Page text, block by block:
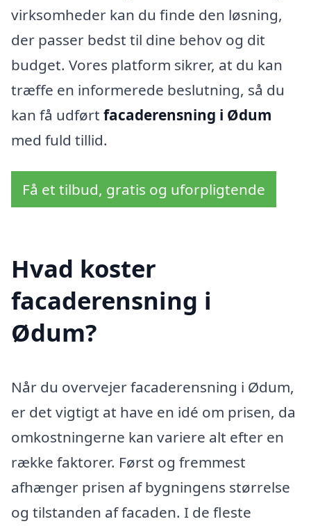
virksomheder kan du finde den løsning,
der passer bedst til dine behov og dit
budget. Vores platform sikrer, at du kan
træffe en informerede beslutning, så du
kan få udført facaderensning i Ødum
med fuld tillid.
Få et tilbud, gratis og uforpligtende
Hvad koster
facaderensning i
Ødum?
Når du overvejer facaderensning i Ødum,
er det vigtigt at have en idé om prisen, da
omkostningerne kan variere alt efter en
række faktorer. Først og fremmest
afhænger prisen af bygningens størrelse
og tilstanden af facaden. I de fleste